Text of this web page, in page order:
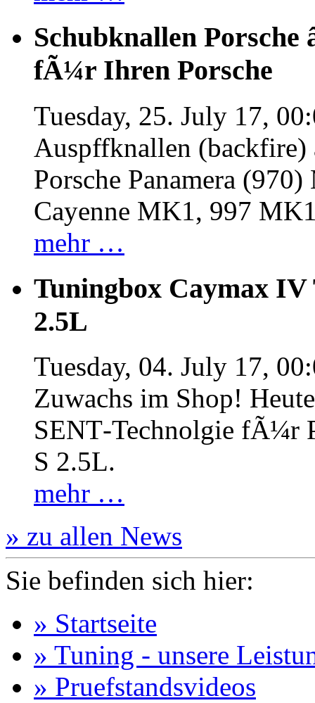
Schubknallen Porsche
fÃ¼r Ihren Porsche
Tuesday, 25. July 17,
Auspffknallen
Porsche Panamera
Cayenne MK1, 997
mehr …
Tuningbox Caymax IV
2.5L
Tuesday, 04. July 17,
Zuwachs im Shop!
SENT‐Technolgie fÃ¼r
S 2.5L.
mehr …
» zu allen News
Sie befinden sich hier:
» Startseite
» Tuning - unsere
» Pruefstandsvideos